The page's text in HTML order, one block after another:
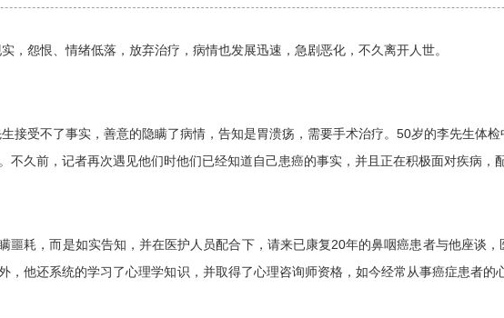
，怨恨、情绪低落，放弃治疗，病情也发展迅速，急剧恶化，不久离开人世。
接受不了事实，善意的隐瞒了病情，告知是胃溃疡，需要手术治疗。50岁的李先生体
久前，记者再次遇见他们时他们已经知道自己患癌的事实，并且正在积极面对疾病，
噩耗，而是如实告知，并在医护人员配合下，请来已康复20年的鼻咽癌患者与他座谈
他还系统的学习了心理学知识，并取得了心理咨询师资格，如今经常从事癌症患者的